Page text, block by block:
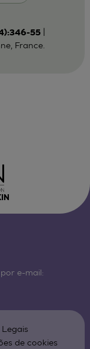
55|
France.
e-mail:
de cookies